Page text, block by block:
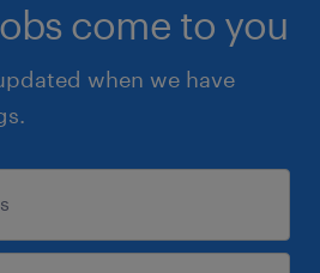
come to you
when we have